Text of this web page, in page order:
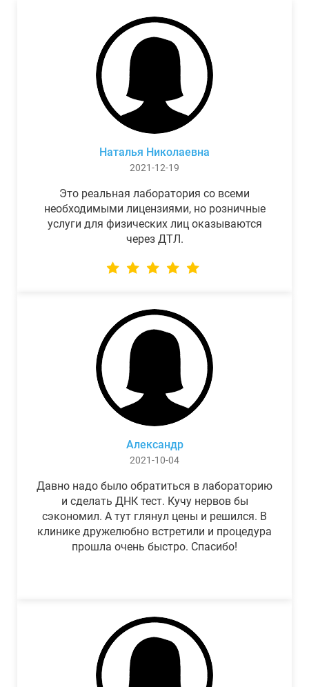
Наталья Николаевна
2021-12-19
Это реальная лаборатория со всеми
необходимыми лицензиями, но розничные
услуги для физических лиц оказываются
через ДТЛ.
Александр
2021-10-04
Давно надо было обратиться в лабораторию
и сделать ДНК тест. Кучу нервов бы
сэкономил. А тут глянул цены и решился. В
клинике дружелюбно встретили и процедура
прошла очень быстро. Спасибо!